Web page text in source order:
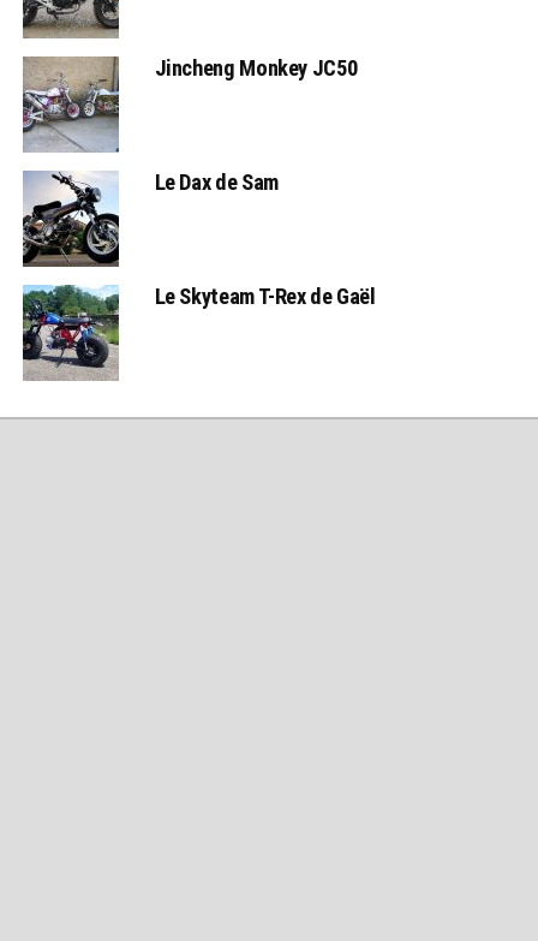
Jincheng Monkey JC50
Le Dax de Sam
Le Skyteam T-Rex de Gaël